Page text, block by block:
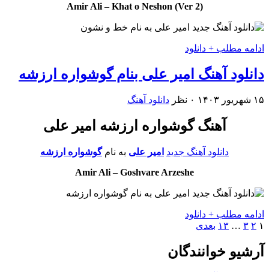
Amir Ali– Khat o Neshon (Ver 2)
ادامه مطلب + دانلود
دانلود آهنگ امیر علی بنام گوشواره ارزشه
۱۵ شهریور ۱۴۰۳ ۰ نظر دانلود آهنگ
آهنگ گوشواره ارزشه امیر علی
دانلود آهنگ جدید امیر علی به نامگوشواره ارزشه
Amir Ali – Goshvare Arzeshe
ادامه مطلب + دانلود
۱ ۲ ۳ … ۱۳ بعدی
آرشیو خوانندگان